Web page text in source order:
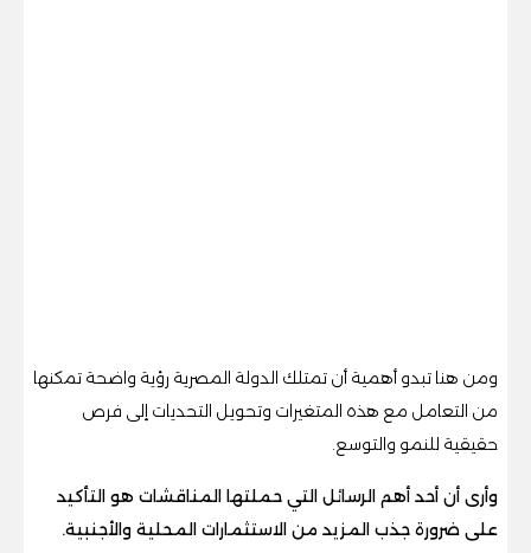
ومن هنا تبدو أهمية أن تمتلك الدولة المصرية رؤية واضحة تمكنها
من التعامل مع هذه المتغيرات وتحويل التحديات إلى فرص
حقيقية للنمو والتوسع.
وأرى أن أحد أهم الرسائل التي حملتها المناقشات هو التأكيد
على ضرورة جذب المزيد من الاستثمارات المحلية والأجنبية.